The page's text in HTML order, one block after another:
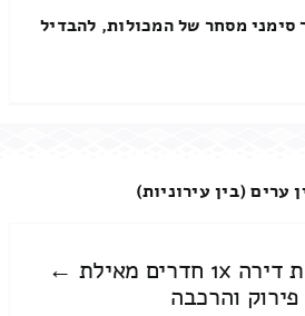
סימני מסחר של המכולות, להבדיל
ערים (בין עירוניות)
הצעת מחיר הובלת דירה 1x חדרים מאילת ←
והרכבה